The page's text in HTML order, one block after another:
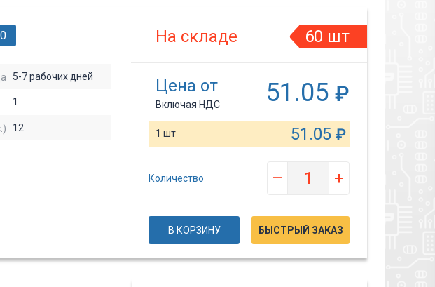
5-7 рабочих дней
1
12
На складе 60 шт
Цена от
Включая НДС 51.05 ₽
1 шт 51.05 ₽
Количество – +
В КОРЗИНУ БЫСТРЫЙ ЗАКАЗ